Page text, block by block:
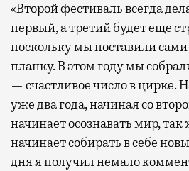
«Второй фестиваль всегда
первый, а третий будет еще
поскольку мы поставили
планку. В этом году мы
— счастливое число в цирке.
уже два года, начиная со
начинает осознавать мир,
начинает собирать в себе
дня я получил немало